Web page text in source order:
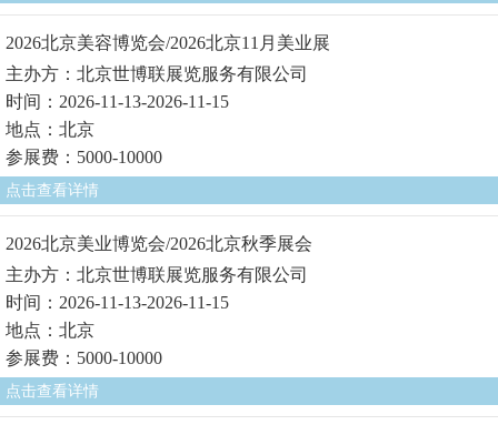
2026北京美容博览会/2026北京11月美业展
主办方：北京世博联展览服务有限公司
时间：2026-11-13-2026-11-15
地点：北京
参展费：5000-10000
点击查看详情
2026北京美业博览会/2026北京秋季展会
主办方：北京世博联展览服务有限公司
时间：2026-11-13-2026-11-15
地点：北京
参展费：5000-10000
点击查看详情